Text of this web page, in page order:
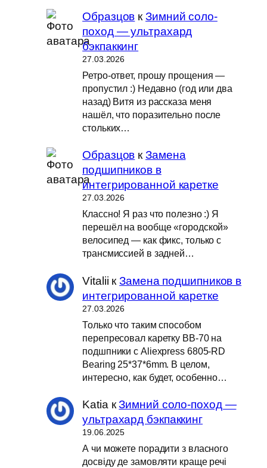
Образцов кЗимний соло-
поход — ультрахард
бэкпаккинг
27.03.2026
Ретро-ответ, прошу прощения —
пропустил :) Недавно (год или два
назад) Витя из рассказа меня
нашёл, что поразительно после
стольких…
Образцов кЗамена
подшипников в
интегрированной каретке
27.03.2026
Классно! Я раз что полезно :) Я
перешёл на вообще «городской»
велосипед — как фикс, только с
трансмиссией в задней…
Vitalii кЗамена подшипников в
интегрированной каретке
27.03.2026
Только что таким способом
перепресовал каретку BB-70 на
подшпники с Aliexpress 6805-RD
Bearing 25*37*6mm. В целом,
интересно, как будет, особенно…
KatiaкЗимний соло-поход —
ультрахард бэкпаккинг
19.06.2025
А чи можете порадити з власного
досвіду де замовляти краще речі